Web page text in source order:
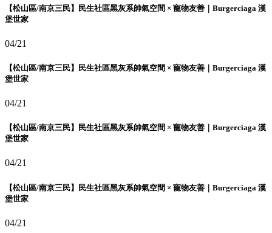
【松山區/南京三民】民生社區黑灰系帥氣空間 × 寵物友善｜Burgerciaga 漢
堡世家
04/21
【松山區/南京三民】民生社區黑灰系帥氣空間 × 寵物友善｜Burgerciaga 漢
堡世家
04/21
【松山區/南京三民】民生社區黑灰系帥氣空間 × 寵物友善｜Burgerciaga 漢
堡世家
04/21
【松山區/南京三民】民生社區黑灰系帥氣空間 × 寵物友善｜Burgerciaga 漢
堡世家
04/21